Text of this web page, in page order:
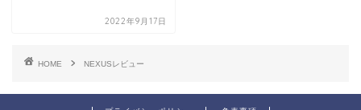
2022年9月17日
HOME NEXUSレビュー